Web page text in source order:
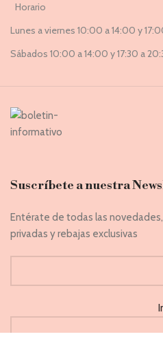
Horario
Lunes a viernes 10:00 a 14:00 y
Sábados 10:00 a 14:00 y 17:30 a
Suscríbete a nuestra
Entérate de todas las
privadas y rebajas exclusivas